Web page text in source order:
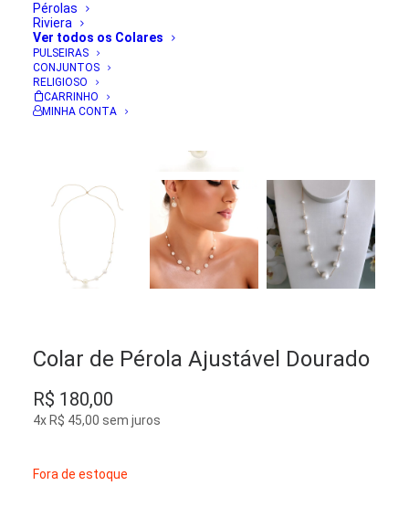
Pérolas
Riviera
Ver todos os Colares
PULSEIRAS
CONJUNTOS
RELIGIOSO
CARRINHO
MINHA CONTA
Colar de Pérola Ajustável Dourado
R$ 180,00
4x R$ 45,00 sem juros
Fora de estoque